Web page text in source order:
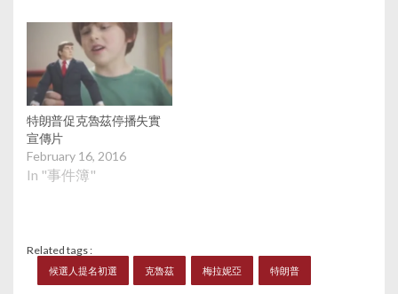
特朗普促克魯茲停播失實
宣傳片
February 16, 2016
In "事件簿"
Related tags :
候選人提名初選 克魯茲 梅拉妮亞 特朗普